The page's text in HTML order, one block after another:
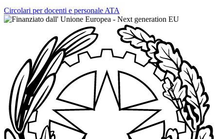
Circolari per docenti e personale ATA